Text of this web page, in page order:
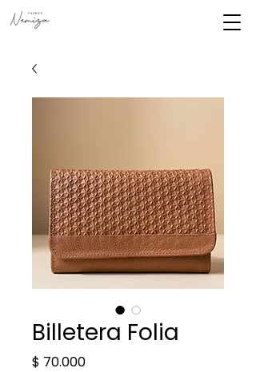
Billetera Folia
$ 70.000Precio